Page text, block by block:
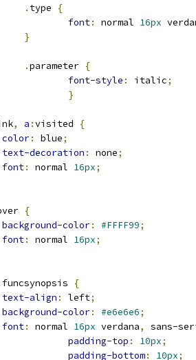
. type
{
font: normal 16px
}
.parameter {
font-style : italic;
}
, a :visited
{
color: blue;
text-decoration : none;
font: normal 16px;
{
background-color: #FFFF99;
font: normal 16px;
funcsynopsis
{
text-align : left;
background-color: #e6e6e6;
font: normal 16px verdana,
sans-
padding-top : 10px;
padding-bottom: 10px;